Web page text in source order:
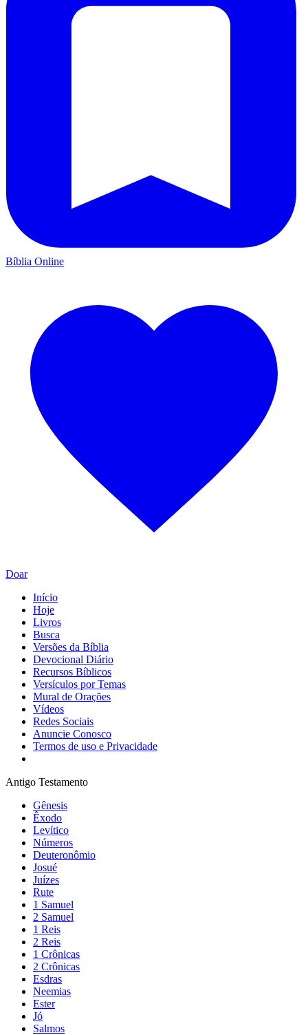
Bíblia Online
Doar
Início
Hoje
Livros
Busca
Versões da Bíblia
Devocional Diário
Recursos Bíblicos
Versículos por Temas
Mural de Orações
Vídeos
Redes Sociais
Anuncie Conosco
Termos de uso e Privacidade
Antigo Testamento
Gênesis
Êxodo
Levítico
Números
Deuteronômio
Josué
Juízes
Rute
1 Samuel
2 Samuel
1 Reis
2 Reis
1 Crônicas
2 Crônicas
Esdras
Neemias
Ester
Jó
Salmos